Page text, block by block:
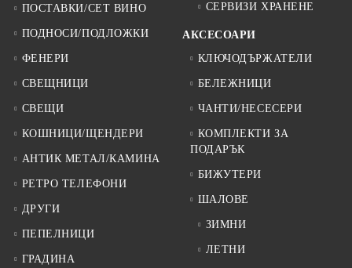
ПОСТАВКИ/СЕТ ВИНО
ПОДНОСИ/ПОДЛОЖКИ
ФЕНЕРИ
СВЕЩНИЦИ
СВЕЩИ
КОШНИЦИ/ЩЕНДЕРИ
АНТИК МЕТАЛ/КАМИНА
РЕТРО ТЕЛЕФОНИ
ДРУГИ
ПЕПЕЛНИЦИ
ГРАДИНА
СЕРВИЗИ ХРАНЕНЕ
АКСЕСОАРИ
КЛЮЧОДЪРЖАТЕЛИ
БЕЛЕЖНИЦИ
ЧАНТИ/НЕСЕСЕРИ
КОМПЛЕКТИ ЗА
ПОДАРЪК
БИЖУТЕРИ
ШАЛОВЕ
ЗИМНИ
ЛЕТНИ